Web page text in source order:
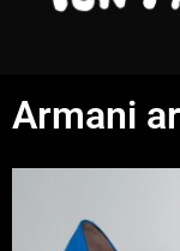
Armani